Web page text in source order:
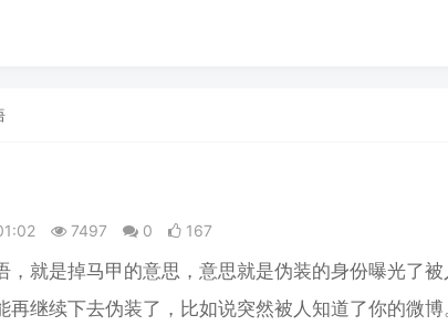
7497 0 167
，就是掉马甲的意思，意思就是伪装的身份曝光了
再继续下去伪装了，比如说突然被人知道了你的微